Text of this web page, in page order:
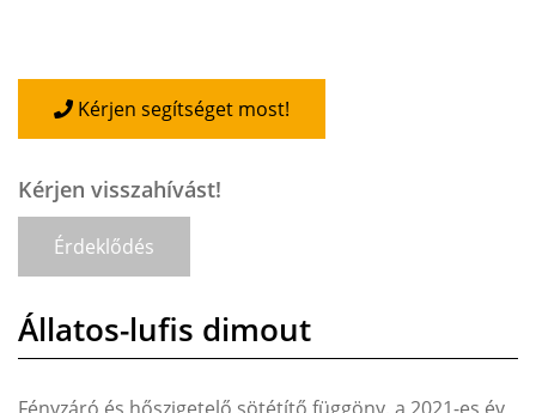
Kérjen segítséget most!
Kérjen visszahívást!
Érdeklődés
Állatos-lufis dimout